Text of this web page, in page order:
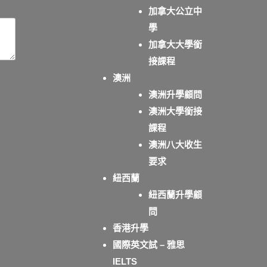
加拿大公立中
學
加拿大大學銜
接課程
澳洲
澳洲升學顧問
澳洲大學銜接
課程
澳洲八大收生
要求
紐西蘭
紐西蘭升學顧
問
香港升學
國際英文試 – 雅思
IELTS